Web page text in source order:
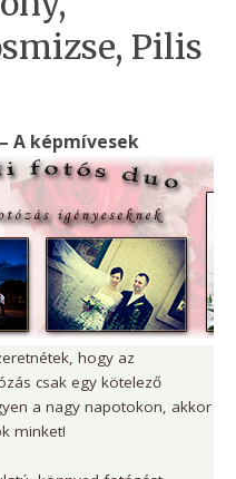
Pilis
A képmívesek
hogy az
csak egy kötelező
a nagy napotokon, akkor
minket!